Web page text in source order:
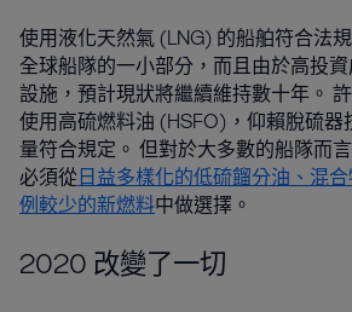
使用液化天然氣 (LNG) 的船舶符合法
全球船隊的一小部分，而且由於高投
設施，預計現狀將繼續維持數十年。
使用高硫燃料油 (HSFO)，仰賴脫硫
量符合規定。 但對於大多數的船隊而
必須從日益多樣化的低硫餾分油、混
例較少的新燃料中做選擇。
2020 改變了一切